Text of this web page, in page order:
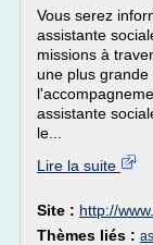
Vous serez
assistante
missions à
une plus
assistante
le...
Lire la suite
Site : http://
Thèmes liés :